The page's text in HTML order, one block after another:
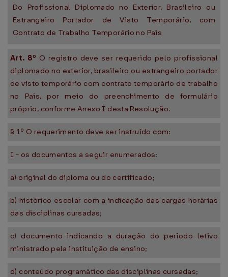
Do Profissional Diplomado no Exterior, Brasileiro ou
Estrangeiro Portador de Visto Temporário, com
Contrato de Trabalho Temporário no País
Art. 8º O registro deve ser requerido pelo profissional
diplomado no exterior, brasileiro ou estrangeiro portador
de visto temporário com contrato temporário de trabalho
no País, por meio do preenchimento de formulário
próprio, conforme Anexo I desta Resolução.
§ 1º O requerimento deve ser instruído com:
I - os documentos a seguir enumerados:
a) original do diploma ou do certificado;
b) histórico escolar com a indicação das cargas horárias
das disciplinas cursadas;
c) documento indicando a duração do período letivo
ministrado pela instituição de ensino;
d) conteúdo programático das disciplinas cursadas;